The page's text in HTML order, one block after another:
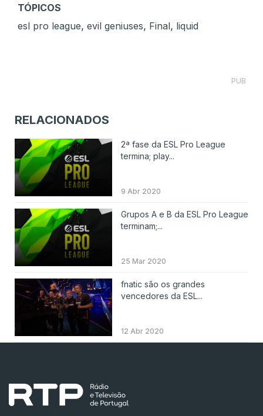
TÓPICOS
esl pro league, evil geniuses, Final, liquid
PUB
RELACIONADOS
2ª fase da ESL Pro League
termina; play...
9 Abr 2020
Grupos A e B da ESL Pro League
terminam;...
25 Mar 2020
fnatic são os grandes
vencedores da ESL...
12 Abr 2020